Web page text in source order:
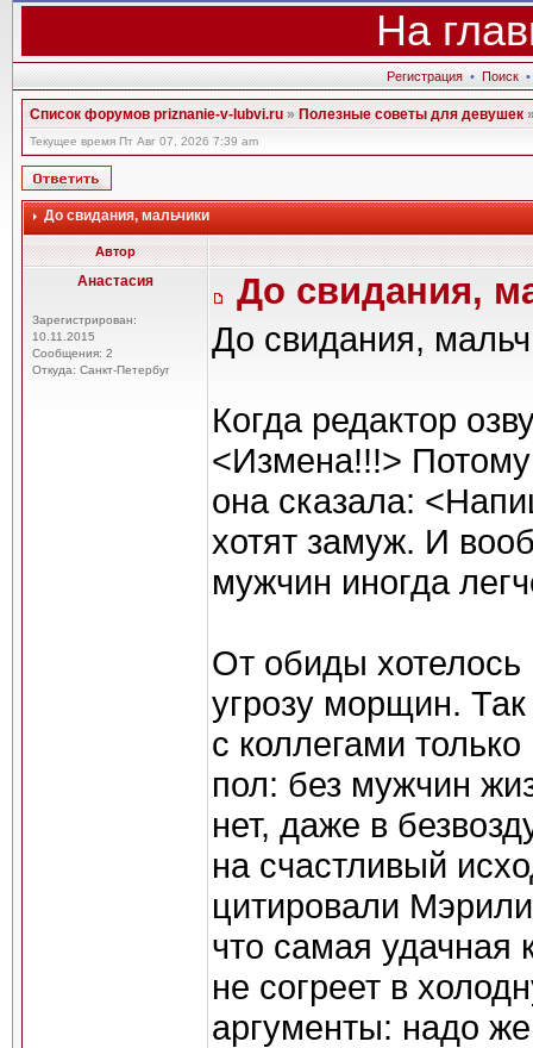
На
Регистрация • Поиск •
Список форумов priznanie-v-lubvi.ru»Полезные советы для девушек
Текущее время Пт Авг 07, 2026 7:39 am
До свидания, мальчики
Автор
Анастасия
Зарегистрирован:
10.11.2015
Сообщения: 2
Откуда: Санкт-Петербуг
До свидания,
До свидания,
Когда редактор
<Измена!!!> Потому
она сказала:
хотят замуж. И
мужчин иногда
От обиды хотелось
угрозу морщин.
с коллегами
пол: без мужчин
нет, даже в
на счастливый
цитировали
что самая удачная
не согреет в
аргументы: надо